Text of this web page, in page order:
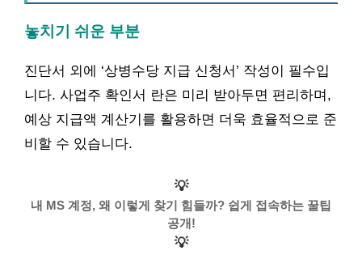
놓치기 쉬운 부분
진단서 외에 ‘상병수당 지급 신청서’ 작성이 필수입
니다. 사업주 확인서 란은 미리 받아두면 편리하며,
예상 지급액 계산기를 활용하면 더욱 효율적으로 준
비할 수 있습니다.
💡
내 MS 계정, 왜 이렇게 찾기 힘들까? 쉽게 접속하는 꿀팁
공개!
💡